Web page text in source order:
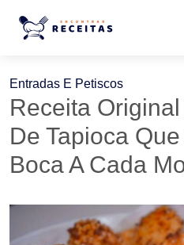
Entradas E Petiscos
Receita
De Tapioca
Boca A Cada